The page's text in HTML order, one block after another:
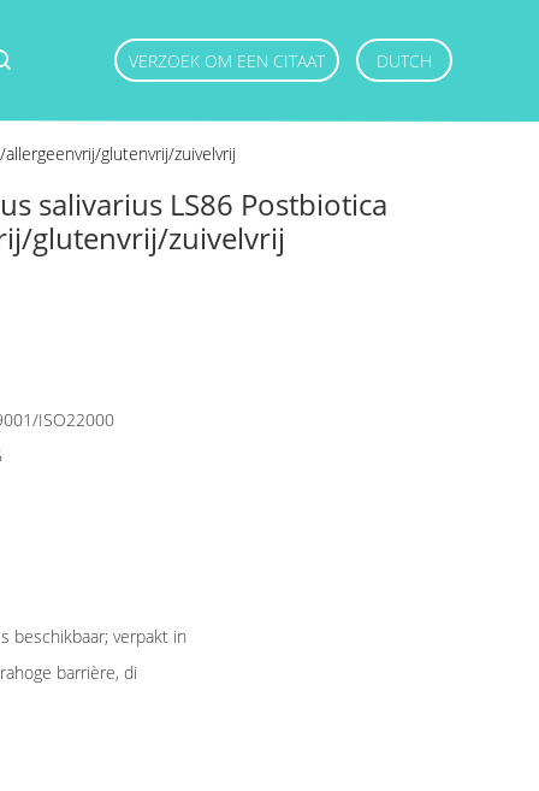
VERZOEK OM EEN CITAAT DUTCH
glutenvrij/zuivelvrij
salivarius LS86 Postbiotica
glutenvrij/zuivelvrij
ISO22000
beschikbaar; verpakt in
barrière, di